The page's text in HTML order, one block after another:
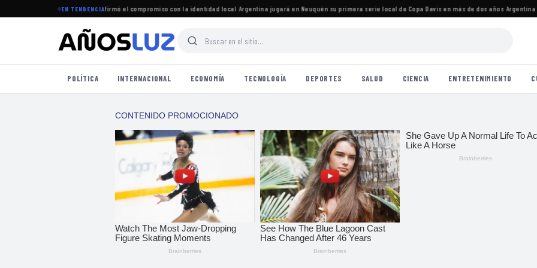
EN TENDENCIA
el período legislativo y reafirmó el compromiso con la identidad local·Argentina jugará en Neuquén su primera serie local de Copa Davis en más de dos años·Argentina
POLÍTICA INTERNACIONAL ECONOMÍA TECNOLOGÍA DEPORTES SALUD CIENCIA ENTRETENIMIENTO